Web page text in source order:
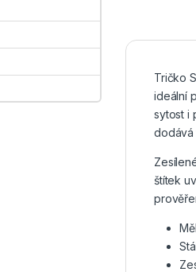
Tričko
ideální
sytost i
dodává
štítek